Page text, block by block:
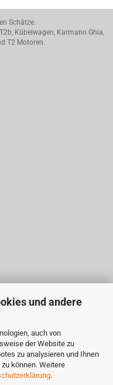
und andere
auch von
der Website zu
zu analysieren und Ihnen
können. Weitere
.
Schätze.
Kübelwagen, Karmann Ghia,
T2 Motoren.